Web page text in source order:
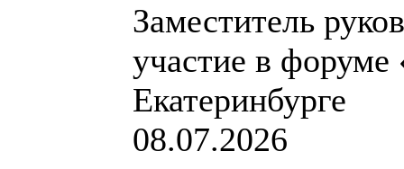
Заместитель
участие в
Екатеринбурге
08.07.2026